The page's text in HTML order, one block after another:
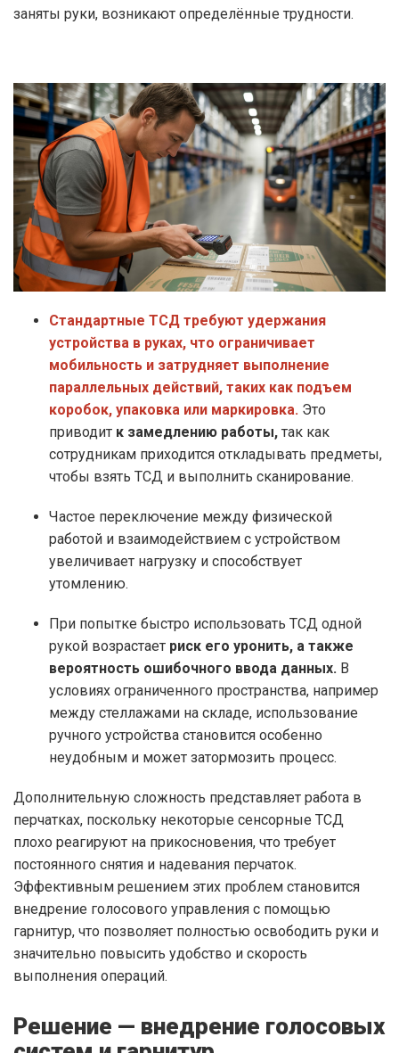
заняты руки, возникают определённые трудности.
Cтандартные ТСД требуют удержания
устройства в руках, что ограничивает
мобильность и затрудняет выполнение
параллельных действий, таких как подъем
коробок, упаковка или маркировка. Это
приводит к замедлению работы, так как
сотрудникам приходится откладывать предметы,
чтобы взять ТСД и выполнить сканирование.
Частое переключение между физической
работой и взаимодействием с устройством
увеличивает нагрузку и способствует
утомлению.
При попытке быстро использовать ТСД одной
рукой возрастает риск его уронить, а также
вероятность ошибочного ввода данных. В
условиях ограниченного пространства, например
между стеллажами на складе, использование
ручного устройства становится особенно
неудобным и может затормозить процесс.
Дополнительную сложность представляет работа в
перчатках, поскольку некоторые сенсорные ТСД
плохо реагируют на прикосновения, что требует
постоянного снятия и надевания перчаток.
Эффективным решением этих проблем становится
внедрение голосового управления с помощью
гарнитур, что позволяет полностью освободить руки и
значительно повысить удобство и скорость
выполнения операций.
Решение — внедрение голосовых